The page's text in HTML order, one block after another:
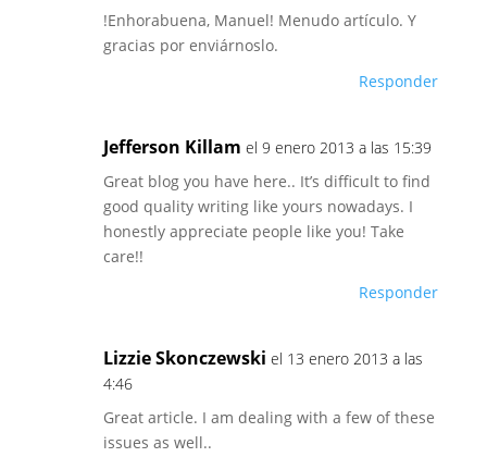
!Enhorabuena, Manuel! Menudo artículo. Y
gracias por enviárnoslo.
Responder
Jefferson Killam el 9 enero 2013 a las 15:39
Great blog you have here.. It’s difficult to find
good quality writing like yours nowadays. I
honestly appreciate people like you! Take
care!!
Responder
Lizzie Skonczewski el 13 enero 2013 a las
4:46
Great article. I am dealing with a few of these
issues as well..